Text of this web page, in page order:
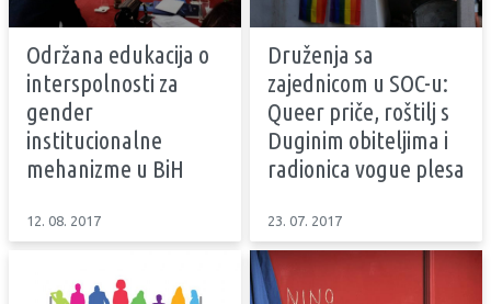
Održana edukacija o
interspolnosti za
gender
institucionalne
mehanizme u BiH
12. 08. 2017
Druženja sa
zajednicom u SOC-u:
Queer priče, roštilj s
Duginim obiteljima i
radionica vogue plesa
23. 07. 2017